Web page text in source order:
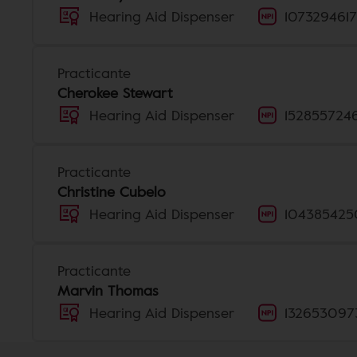
Hearing Aid Dispenser
1073294617
Practicante
Cherokee Stewart
Hearing Aid Dispenser
Practicante
Christine Cubelo
Hearing Aid Dispenser
Practicante
Marvin Thomas
Hearing Aid Dispenser